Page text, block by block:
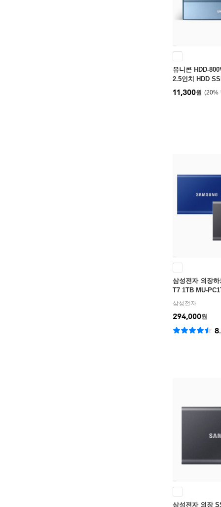
유니콘 HDD-
2.5인치 HDD
A+C젠더 알루
20%
11,300원
삼성전자 외장
T7 1TB MU-
0R/WW MU-
삼성전자
294,000원
삼성전자 외장